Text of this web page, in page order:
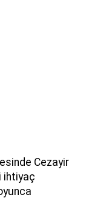
Cezayir
ihtiyaç